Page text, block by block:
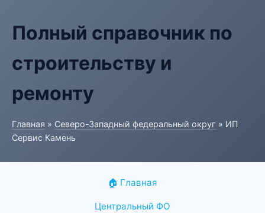
Полный справочник по
строительству и
ремонту
Главная » Северо-Западный федеральный округ » ИП
Сервис Камень
🏠 Главная
Центральный ФО